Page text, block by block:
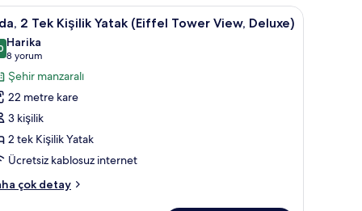
takımı, odada kasa, masa, güneşlik/perdeKaliteli yatak takımı, odada kasa, masa,
5 2 Tek Kişilik Yatak (Eiffel Tower View, Deluxe)
/ 10
Harika
8 yorum
(8
yorum)
Şehir manzaralı
22 metre kare
3 kişilik
2 tek Kişilik Yatak
Ücretsiz kablosuz internet
çok detay